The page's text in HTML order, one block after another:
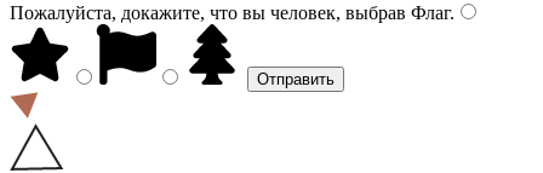
Пожалуйста, докажите, что вы человек, выбрав Флаг.